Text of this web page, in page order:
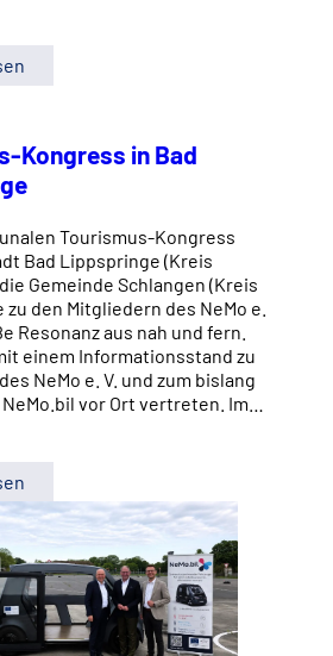
Kongress in Bad
Tourismus-Kongress
Bad Lippspringe (Kreis
Gemeinde Schlangen (Kreis
den Mitgliedern des NeMo e.
Resonanz aus nah und fern.
einem Informationsstand zu
NeMo e. V. und zum bislang
vor Ort vertreten. Im…